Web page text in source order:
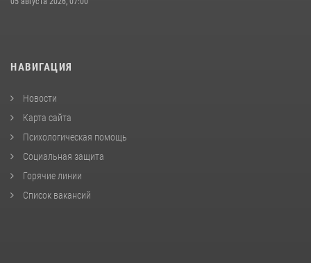
НАВИГАЦИЯ
Новости
Карта сайта
Психологическая помощь
Социальная защита
Горячие линии
Список вакансий